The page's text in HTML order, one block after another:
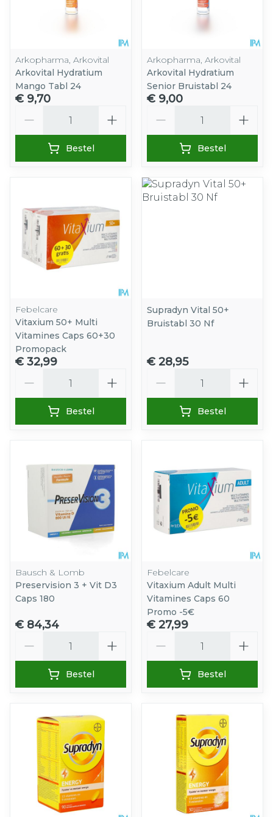
Arkopharma, Arkovital
Arkovital Hydratium
Mango Tabl 24
€ 9,70
Bestel
Arkopharma, Arkovital
Arkovital Hydratium
Senior Bruistabl 24
€ 9,00
Bestel
Febelcare
Vitaxium 50+ Multi
Vitamines Caps 60+30
Promopack
€ 32,99
Bestel
Supradyn Vital 50+
Bruistabl 30 Nf
€ 28,95
Bestel
Bausch & Lomb
Preservision 3 + Vit D3
Caps 180
€ 84,34
Bestel
Febelcare
Vitaxium Adult Multi
Vitamines Caps 60
Promo -5€
€ 27,99
Bestel